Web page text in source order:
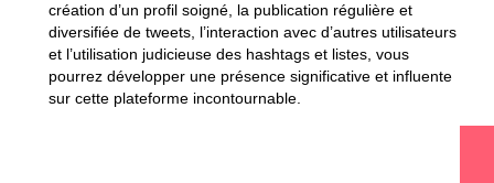
création d’un profil soigné, la publication régulière et
diversifiée de tweets, l’interaction avec d’autres utilisateurs
et l’utilisation judicieuse des hashtags et listes, vous
pourrez développer une présence significative et influente
sur cette plateforme incontournable.